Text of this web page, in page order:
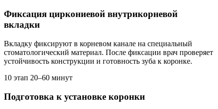
Фиксация циркониевой внутрикорневой
вкладки
Вкладку фиксируют в корневом канале на специальный
стоматологический материал. После фиксации врач проверяет
устойчивость конструкции и готовность зуба к коронке.
10 этап 20–60 минут
Подготовка к установке коронки